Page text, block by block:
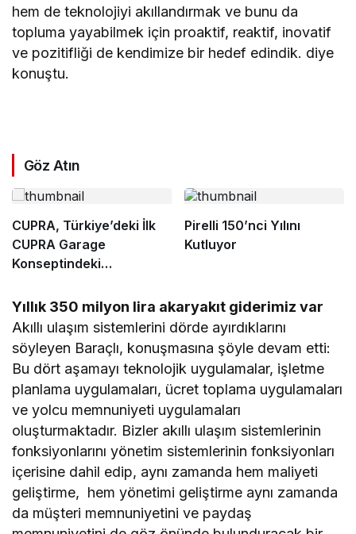
hem de teknolojiyi akıllandırmak ve bunu da
topluma yayabilmek için proaktif, reaktif, inovatif
ve pozitifliği de kendimize bir hedef edindik. diye
konuştu.
Göz Atın
CUPRA, Türkiye’deki İlk
CUPRA Garage
Konseptindeki
Pirelli 150’nci Yılını
Kutluyor
Yıllık 350 milyon lira akaryakıt giderimiz var
Akıllı ulaşım sistemlerini dörde ayırdıklarını
söyleyen Baraçlı, konuşmasına şöyle devam etti:
Bu dört aşamayı teknolojik uygulamalar, işletme
planlama uygulamaları, ücret toplama uygulamaları
ve yolcu memnuniyeti uygulamaları
oluşturmaktadır. Bizler akıllı ulaşım sistemlerinin
fonksiyonlarını yönetim sistemlerinin fonksiyonları
içerisine dahil edip, aynı zamanda hem maliyeti
geliştirme, hem yönetimi geliştirme aynı zamanda
da müşteri memnuniyetini ve paydaş